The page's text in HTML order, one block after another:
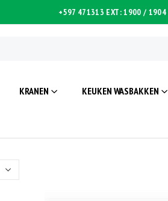
+597 471313 EXT: 1900 / 1904
KRANEN KEUKEN WASBAKKEN